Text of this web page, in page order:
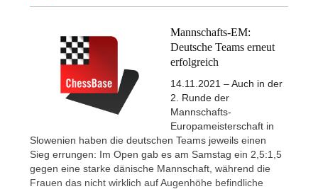
Mannschafts-EM:
Deutsche Teams erneut
erfolgreich
14.11.2021 – Auch in der
2. Runde der
Mannschafts-
Europameisterschaft in
Slowenien haben die deutschen Teams jeweils einen
Sieg errungen: Im Open gab es am Samstag ein 2,5:1,5
gegen eine starke dänische Mannschaft, während die
Frauen das nicht wirklich auf Augenhöhe befindliche